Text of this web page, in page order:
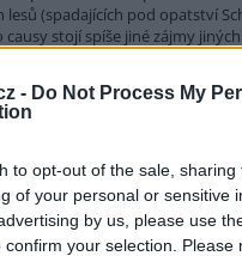
- Do Not Process My
to opt-out of the sale,
of your personal or sensitive
by us, please use
confirm your selection. Please
lesů (spadajících pod opatství
stojí spíše jiné zájmy
Komárek: Ekologická hnutí
staletí, a tím spíše na koncích
jakási přelomovost, skonání
tisíciletí, ba ani století,
hnutí.